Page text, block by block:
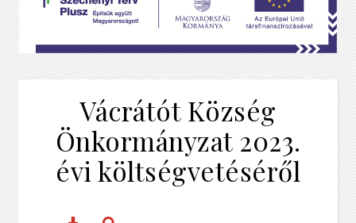
Vácrátót Község
Önkormányzat 2023.
évi költségvetéséről